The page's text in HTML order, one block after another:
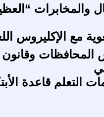
والمخابرات
مع الإكليروس
المحافظات وقانون
التعلم قاعدة